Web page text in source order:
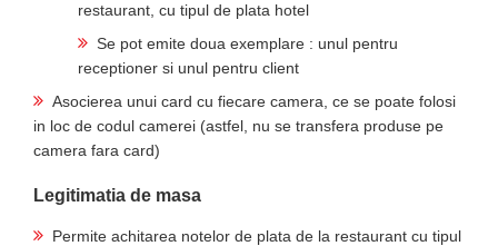
restaurant, cu tipul de plata hotel
Se pot emite doua exemplare : unul pentru
receptioner si unul pentru client
Asocierea unui card cu fiecare camera, ce se poate folosi
in loc de codul camerei (astfel, nu se transfera produse pe
camera fara card)
Legitimatia de masa
Permite achitarea notelor de plata de la restaurant cu tipul